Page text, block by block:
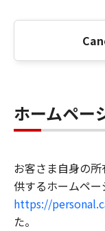
ホームペー
お客さま自身の
供するホームペ
https://
た。